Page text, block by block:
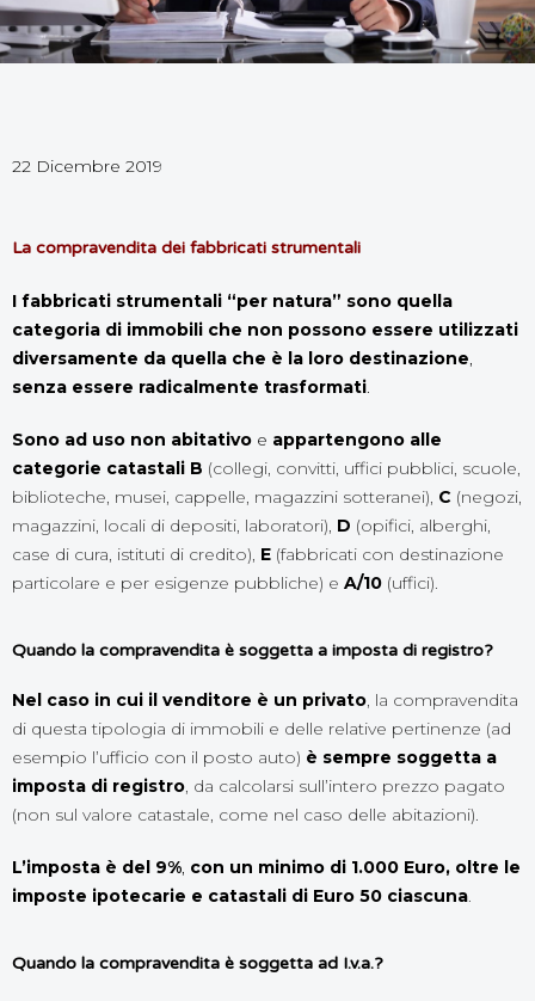
22 Dicembre 2019
La compravendita dei fabbricati strumentali
I fabbricati strumentali “per natura” sono quella
categoria di immobili che non possono essere utilizzati
diversamente da quella che è la loro destinazione,
senza essere radicalmente trasformati.
Sono ad uso non abitativo e appartengono alle
categorie catastali B (collegi, convitti, uffici pubblici, scuole,
biblioteche, musei, cappelle, magazzini sotteranei), C (negozi,
magazzini, locali di depositi, laboratori), D (opifici, alberghi,
case di cura, istituti di credito), E (fabbricati con destinazione
particolare e per esigenze pubbliche) e A/10 (uffici).
Quando la compravendita è soggetta a imposta di registro?
Nel caso in cui il venditore è un privato, la compravendita
di questa tipologia di immobili e delle relative pertinenze (ad
esempio l’ufficio con il posto auto) è sempre soggetta a
imposta di registro, da calcolarsi sull’intero prezzo pagato
(non sul valore catastale, come nel caso delle abitazioni).
L’imposta è del 9%, con un minimo di 1.000 Euro, oltre le
imposte ipotecarie e catastali di Euro 50 ciascuna.
Quando la compravendita è soggetta ad I.v.a.?